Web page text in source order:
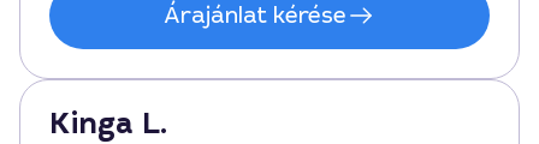
Árajánlat kérése
Kinga L.